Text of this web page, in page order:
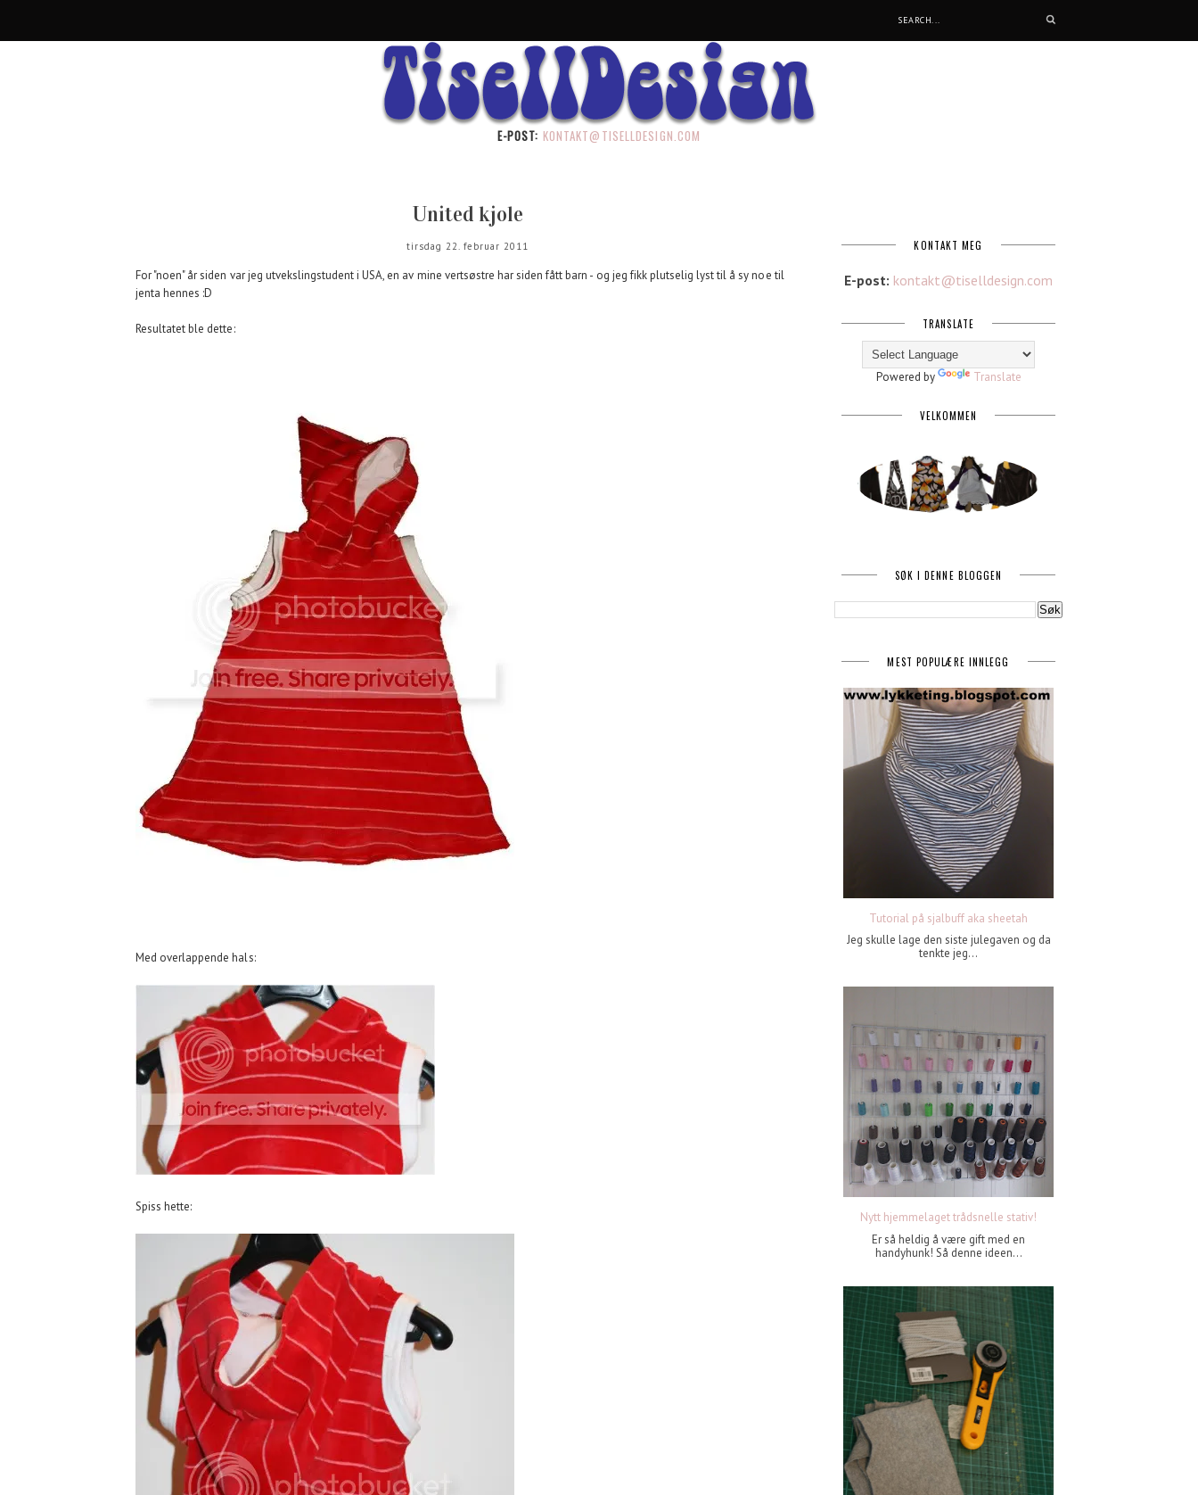
E-POST: KONTAKT@TISELLDESIGN.COM
United kjole
tirsdag 22. februar 2011
For "noen" år siden var jeg utvekslingstudent i USA, en av mine vertsøstre har siden fått barn - og jeg fikk plutselig lyst til å sy noe til
jenta hennes :D
Resultatet ble dette:
Med overlappende hals:
Spiss hette:
KONTAKT MEG
E-post: kontakt@tiselldesign.com
TRANSLATE
Powered by Translate
VELKOMMEN
SØK I DENNE BLOGGEN
MEST POPULÆRE INNLEGG
Tutorial på sjalbuff aka sheetah
Jeg skulle lage den siste julegaven og da
tenkte jeg...
Nytt hjemmelaget trådsnelle stativ!
Er så heldig å være gift med en
handyhunk! Så denne ideen...